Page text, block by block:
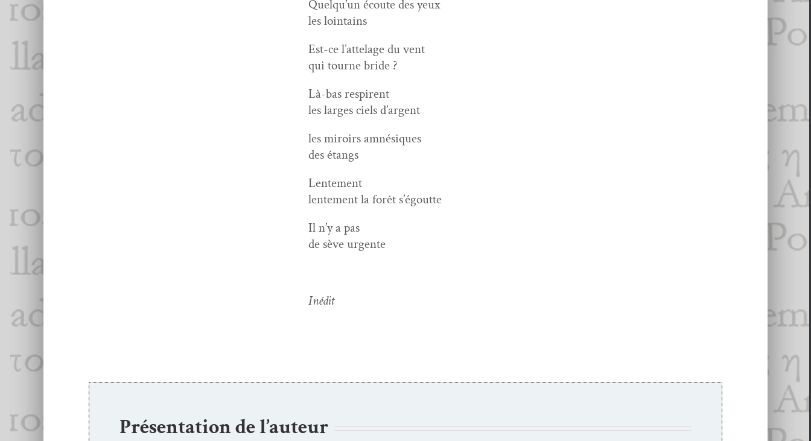
Quelqu’un écoute des yeux
les lointains
Est-ce l’at­te­lage du vent
qui tourne bride ?
Là-bas respirent
les larges ciels d’argent
les miroirs amnésiques
des étangs
Lente­ment
lente­ment la forêt s’égoutte
Il n’y a pas
de sève urgente
Inédit
Présentation de l’auteur